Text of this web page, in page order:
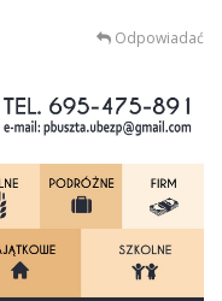
Odpowiadać